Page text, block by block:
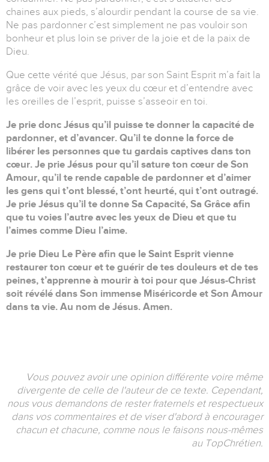
chaines aux pieds, s’alourdir pendant la course de sa vie.
Ne pas pardonner c’est simplement ne pas vouloir son
bonheur et plus loin se priver de la joie et de la paix de
Dieu.
Que cette vérité que Jésus, par son Saint Esprit m’a fait la
grâce de voir avec les yeux du cœur et d’entendre avec
les oreilles de l’esprit, puisse s’asseoir en toi.
Je prie donc Jésus qu’il puisse te donner la capacité de
pardonner, et d’avancer. Qu’il te donne la force de
libérer les personnes que tu gardais captives dans ton
cœur. Je prie Jésus pour qu’il sature ton cœur de Son
Amour, qu’il te rende capable de pardonner et d’aimer
les gens qui t’ont blessé, t’ont heurté, qui t’ont outragé.
Je prie Jésus qu’il te donne Sa Capacité, Sa Grâce afin
que tu voies l’autre avec les yeux de Dieu et que tu
l’aimes comme Dieu l’aime.
Je prie Dieu Le Père afin que le Saint Esprit vienne
restaurer ton cœur et te guérir de tes douleurs et de tes
peines, t’apprenne à mourir à toi pour que Jésus-Christ
soit révélé dans Son immense Miséricorde et Son Amour
dans ta vie. Au nom de Jésus. Amen.
Vous pouvez avoir une opinion différente voire même
divergente de celle de l'auteur de ce texte. Cependant,
nous vous demandons de rester fraternels et respectueux
dans vos commentaires et de viser d'abord à encourager
chacun et chacune, comme nous le faisons nous-mêmes
au TopChrétien.